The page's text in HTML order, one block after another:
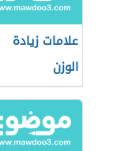
علامات زيادة
الوزن